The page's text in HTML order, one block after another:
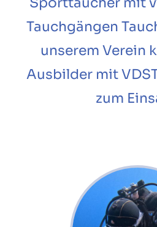
Tauchgängen
unserem Verein
Ausbilder mit
zum